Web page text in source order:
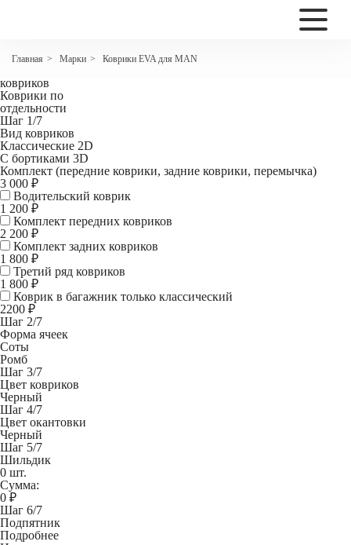
Главная > Марки > Коврики EVA для MAN
Коврики EVA для MAN 8.180 LC фургон
ковриков
Коврики по
отдельности
Шаг 1/7
Вид ковриков
Классические 2D
С бортиками 3D
Комплект (передние коврики, задние коврики, перемычка)
3 000 ₽
Водительский коврик
1 200 ₽
Комплект передних ковриков
2 200 ₽
Комплект задних ковриков
1 800 ₽
Третий ряд ковриков
1 800 ₽
Коврик в багажник только классический
2200 ₽
Шаг 2/7
Форма ячеек
Соты
Ромб
Шаг 3/7
Цвет ковриков
Черный
Шаг 4/7
Цвет окантовки
Черный
Шаг 5/7
Шильдик
0 шт.
Сумма:
0 ₽
Шаг 6/7
Подпятник
Подробнее